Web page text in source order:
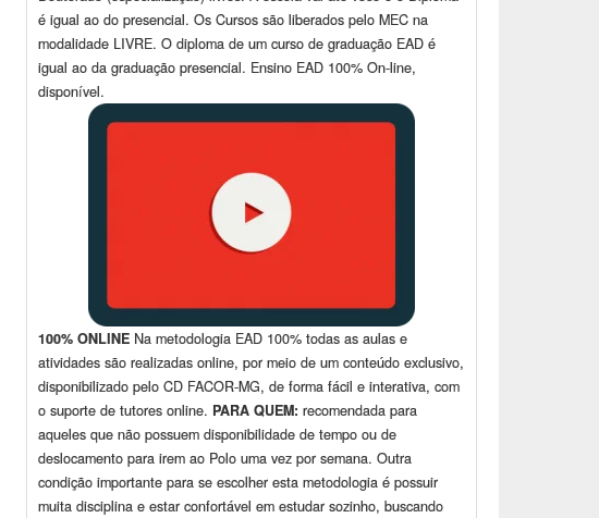
é igual ao do presencial. Os Cursos são liberados pelo MEC na
modalidade LIVRE. O diploma de um curso de graduação EAD é
igual ao da graduação presencial. Ensino EAD 100% On-line,
disponível.
100% ONLINE Na metodologia EAD 100% todas as aulas e
atividades são realizadas online, por meio de um conteúdo exclusivo,
disponibilizado pelo CD FACOR-MG, de forma fácil e interativa, com
o suporte de tutores online. PARA QUEM: recomendada para
aqueles que não possuem disponibilidade de tempo ou de
deslocamento para irem ao Polo uma vez por semana. Outra
condição importante para se escolher esta metodologia é possuir
muita disciplina e estar confortável em estudar sozinho, buscando